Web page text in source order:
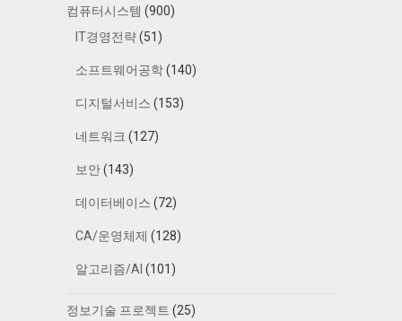
컴퓨터시스템 (900)
IT경영전략(51)
소프트웨어공학(140)
디지털서비스 (153)
네트워크 (127)
보안(143)
데이터베이스 (72)
CA/운영체제 (128)
알고리즘/AI (101)
정보기술 프로젝트 (25)